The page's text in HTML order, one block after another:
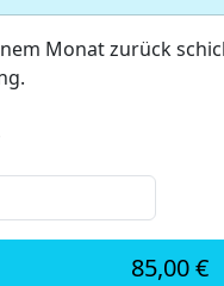
Monat zurück
85,00 €